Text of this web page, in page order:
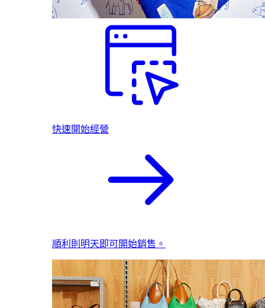
快速開始經營
順利則明天即可開始銷售。